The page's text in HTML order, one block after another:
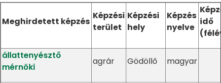
Meghirdetett képzés
Képzési
terület
Képzési
hely
Képzés
nyelve
idő
állattenyésztő
mérnöki
agrár Gödöllő magyar